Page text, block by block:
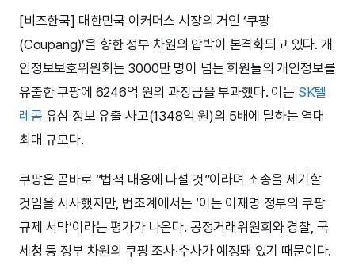
[비즈한국] 대한민국 이커머스 시장의 거인 ‘쿠팡
(Coupang)’을 향한 정부 차원의 압박이 본격화되고 있다. 개
인정보보호위원회는 3000만 명이 넘는 회원들의 개인정보를
유출한 쿠팡에 6246억 원의 과징금을 부과했다. 이는 SK텔
레콤 유심 정보 유출 사고(1348억 원)의 5배에 달하는 역대
최대 규모다.
쿠팡은 곧바로 “법적 대응에 나설 것”이라며 소송을 제기할
것임을 시사했지만, 법조계에서는 ‘이는 이재명 정부의 쿠팡
규제 서막’이라는 평가가 나온다. 공정거래위원회와 경찰, 국
세청 등 정부 차원의 쿠팡 조사·수사가 예정돼 있기 때문이다.